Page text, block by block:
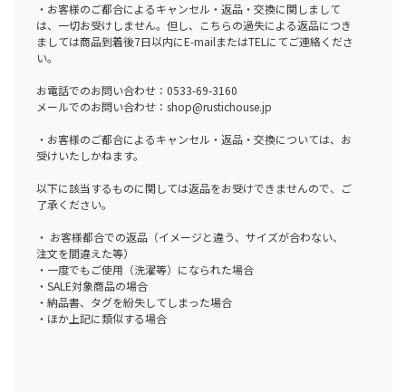
・お客様のご都合によるキャンセル・返品・交換に関しまして
は、一切お受けしません。但し、こちらの過失による返品につき
ましては商品到着後7日以内にE-mailまたはTELにてご連絡くださ
い。
お電話でのお問い合わせ：0533-69-3160
メールでのお問い合わせ：shop@rustichouse.jp
・お客様のご都合によるキャンセル・返品・交換については、お
受けいたしかねます。
以下に該当するものに関しては返品をお受けできませんので、ご
了承ください。
・ お客様都合での返品（イメージと違う、サイズが合わない、
注文を間違えた等）
・一度でもご使用（洗濯等）になられた場合
・SALE対象商品の場合
・納品書、タグを紛失してしまった場合
・ほか上記に類似する場合